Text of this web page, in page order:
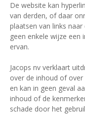
De website kan
van derden, of daar
plaatsen van links
geen enkele wijze een
ervan.
Jacops nv verklaart
over de inhoud of
en kan in geen geval
inhoud of de
schade door het